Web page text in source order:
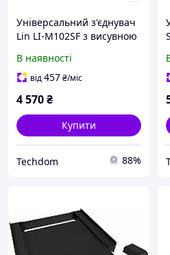
Універсальний з'єднувач
Lin LI-M102SF з висувною
В наявності
від457₴/міс
4 570₴
Купити
Techdom 88%